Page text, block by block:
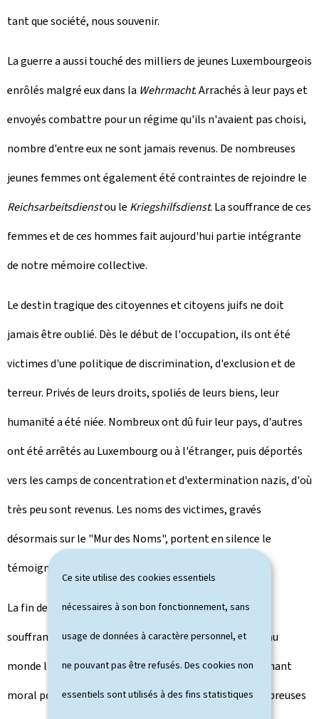
Ce site utilise des cookies essentiels
nécessaires à son bon fonctionnement, sans
usage de données à caractère personnel, et
ne pouvant pas être refusés. Des cookies non
essentiels sont utilisés à des fins statistiques
tant que société, nous souvenir.
La guerre a aussi touché des milliers de jeunes Luxembourgeois
enrôlés malgré eux dans la Wehrmacht. Arrachés à leur pays et
envoyés combattre pour un régime qu'ils n'avaient pas choisi,
nombre d'entre eux ne sont jamais revenus. De nombreuses
jeunes femmes ont également été contraintes de rejoindre le
Reichsarbeitsdienstou le Kriegshilfsdienst. La souffrance de ces
femmes et de ces hommes fait aujourd'hui partie intégrante
de notre mémoire collective.
Le destin tragique des citoyennes et citoyens juifs ne doit
jamais être oublié. Dès le début de l'occupation, ils ont été
victimes d'une politique de discrimination, d'exclusion et de
terreur. Privés de leurs droits, spoliés de leurs biens, leur
humanité a été niée. Nombreux ont dû fuir leur pays, d'autres
ont été arrêtés au Luxembourg ou à l'étranger, puis déportés
vers les camps de concentration et d'extermination nazis, d'où
très peu sont revenus. Les noms des victimes, gravés
désormais sur le "Mur des Noms", portent en silence le
témoignage de vies brisées.
La fin de la guerre ne signifia pas la fin immédiate des
souffrances pour tous. La libération des camps révéla au
monde l'ampleur de l'horreur nazie et marqua un tournant
moral pour l'humanité. Si les armes se turent, de nombreuses